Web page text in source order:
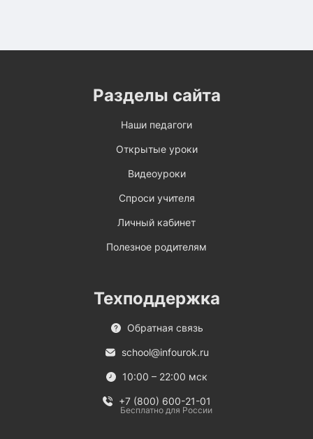
Разделы сайта
Наши педагоги
Открытые уроки
Видеоуроки
Спроси учителя
Личный кабинет
Полезное родителям
Техподдержка
Обратная связь
school@infourok.ru
10:00 – 22:00 мск
+7 (800) 600-21-01
Бесплатно для России